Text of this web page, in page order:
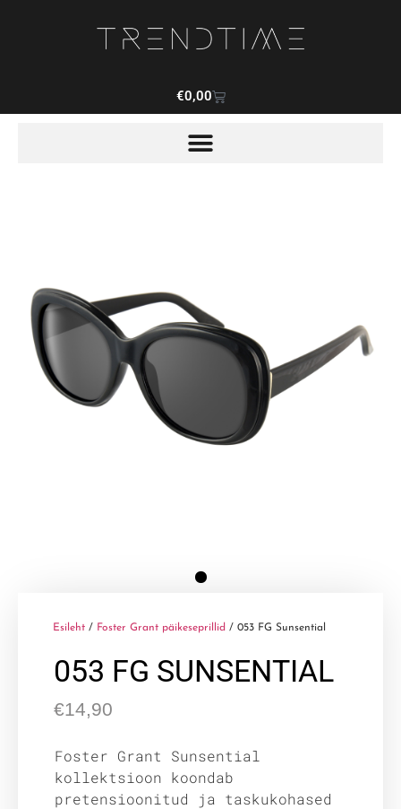
€0,00
Esileht / Foster Grant päikeseprillid / 053 FG Sunsential
053 FG SUNSENTIAL
€14,90
Foster Grant Sunsential
kollektsioon koondab
pretensioonitud ja taskukohased